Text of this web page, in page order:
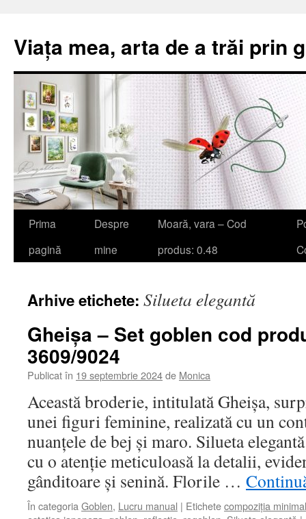
Viața mea, arta de a trăi prin
Sari
Prima
pagină
Despre
mine
Moară, vara – Cod
produs: 0.48
Arhive etichete: Silueta elegantă
Gheișa – Set goblen cod
3609/9024
Publicat în 19 septembrie 2024de Monica
Această broderie, intitulată Gheișa,
unei figuri feminine, realizată cu un
nuanțele de bej și maro. Silueta
cu o atenție meticuloasă la detalii,
gânditoare și senină. Florile …
În categoria Goblen, Lucru manual | Etichetecompoziția